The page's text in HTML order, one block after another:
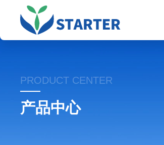
PRODUCT CENTER
产品中心